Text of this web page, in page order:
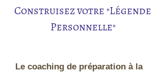
Construisez votre "Légende
Personnelle"
Le coaching de préparation à la